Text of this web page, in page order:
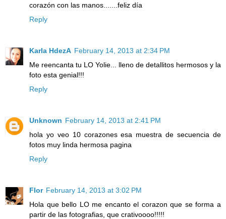
corazón con las manos.......feliz día
Reply
Karla HdezA February 14, 2013 at 2:34 PM
Me reencanta tu LO Yolie... lleno de detallitos hermosos y la
foto esta genial!!!
Reply
Unknown February 14, 2013 at 2:41 PM
hola yo veo 10 corazones esa muestra de secuencia de
fotos muy linda hermosa pagina
Reply
Flor February 14, 2013 at 3:02 PM
Hola que bello LO me encanto el corazon que se forma a
partir de las fotografias, que crativoooo!!!!!